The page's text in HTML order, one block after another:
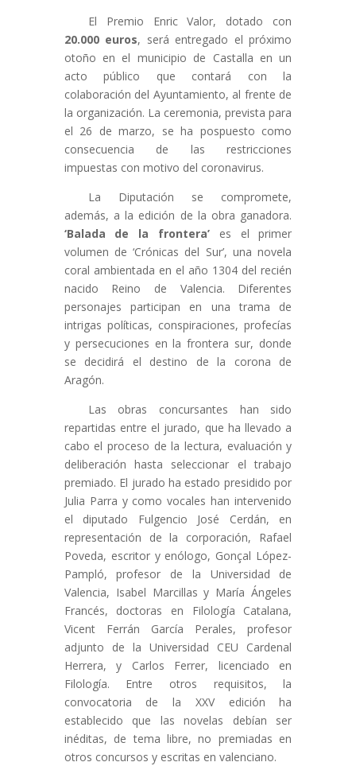
El Premio Enric Valor, dotado con
20.000 euros, será entregado el próximo
otoño en el municipio de Castalla en un
acto público que contará con la
colaboración del Ayuntamiento, al frente de
la organización. La ceremonia, prevista para
el 26 de marzo, se ha pospuesto como
consecuencia de las restricciones
impuestas con motivo del coronavirus.
La Diputación se compromete,
además, a la edición de la obra ganadora.
‘Balada de la frontera’ es el primer
volumen de ‘Crónicas del Sur’, una novela
coral ambientada en el año 1304 del recién
nacido Reino de Valencia. Diferentes
personajes participan en una trama de
intrigas políticas, conspiraciones, profecías
y persecuciones en la frontera sur, donde
se decidirá el destino de la corona de
Aragón.
Las obras concursantes han sido
repartidas entre el jurado, que ha llevado a
cabo el proceso de la lectura, evaluación y
deliberación hasta seleccionar el trabajo
premiado. El jurado ha estado presidido por
Julia Parra y como vocales han intervenido
el diputado Fulgencio José Cerdán, en
representación de la corporación, Rafael
Poveda, escritor y enólogo, Gonçal López-
Pampló, profesor de la Universidad de
Valencia, Isabel Marcillas y María Ángeles
Francés, doctoras en Filología Catalana,
Vicent Ferrán García Perales, profesor
adjunto de la Universidad CEU Cardenal
Herrera, y Carlos Ferrer, licenciado en
Filología. Entre otros requisitos, la
convocatoria de la XXV edición ha
establecido que las novelas debían ser
inéditas, de tema libre, no premiadas en
otros concursos y escritas en valenciano.